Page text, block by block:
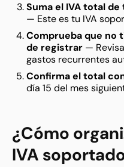
Suma el IVA total
— Este es tu IVA
Comprueba que no
de registrar —
gastos recurrentes
Confirma el total
día 15 del mes
¿Cómo
IVA